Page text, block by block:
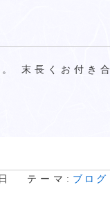
末長くお付き合
テーマ: ブログ